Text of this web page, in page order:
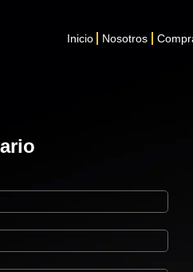
Inicio Nosotros